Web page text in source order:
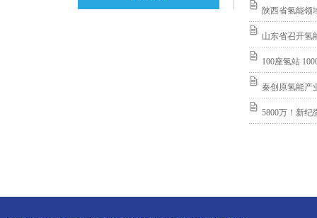
陕西省氢能领
山东省召开氢
100座氢站
秦创原氢能产
5800万！新纪